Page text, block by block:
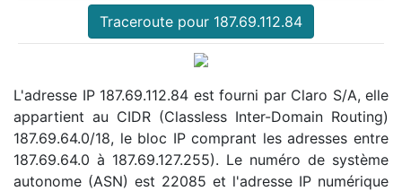
Traceroute pour 187.69.112.84
L'adresse IP 187.69.112.84 est fourni par Claro S/A, elle
appartient au CIDR (Classless Inter-Domain Routing)
187.69.64.0/18, le bloc IP comprant les adresses entre
187.69.64.0 à 187.69.127.255). Le numéro de système
autonome (ASN) est 22085 et l'adresse IP numérique